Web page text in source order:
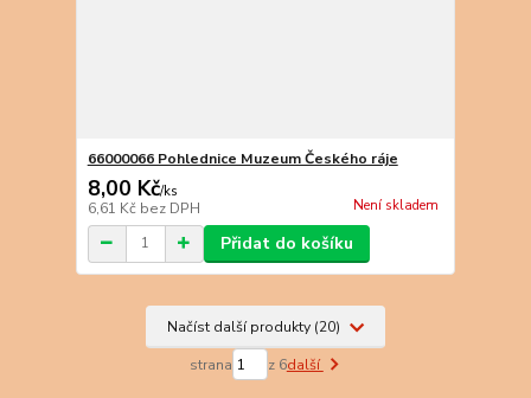
66000066 Pohlednice Muzeum Českého ráje
8,00 Kč/ks
6,61 Kč bez DPH Není skladem
Přidat do košíku
Načíst další produkty (20)
strana z 6další